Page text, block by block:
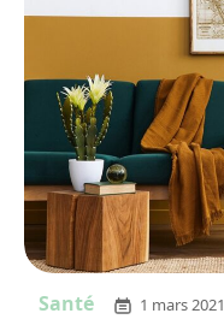
Santé 1 mars 2021